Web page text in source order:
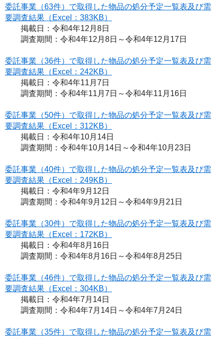
委託事業（63件）で取得した物品の処分予定一覧表及び需
要調査結果（Excel：383KB）
掲載日：令和4年12月8日
調査期間：令和4年12月8日～令和4年12月17日
委託事業（36件）で取得した物品の処分予定一覧表及び需
要調査結果（Excel：242KB）
掲載日：令和4年11月7日
調査期間：令和4年11月7日～令和4年11月16日
委託事業（50件）で取得した物品の処分予定一覧表及び需
要調査結果（Excel：312KB）
掲載日：令和4年10月14日
調査期間：令和4年10月14日～令和4年10月23日
委託事業（40件）で取得した物品の処分予定一覧表及び需
要調査結果（Excel：249KB）
掲載日：令和4年9月12日
調査期間：令和4年9月12日～令和4年9月21日
委託事業（30件）で取得した物品の処分予定一覧表及び需
要調査結果（Excel：172KB）
掲載日：令和4年8月16日
調査期間：令和4年8月16日～令和4年8月25日
委託事業（46件）で取得した物品の処分予定一覧表及び需
要調査結果（Excel：304KB）
掲載日：令和4年7月14日
調査期間：令和4年7月14日～令和4年7月24日
委託事業（35件）で取得した物品の処分予定一覧表及び需